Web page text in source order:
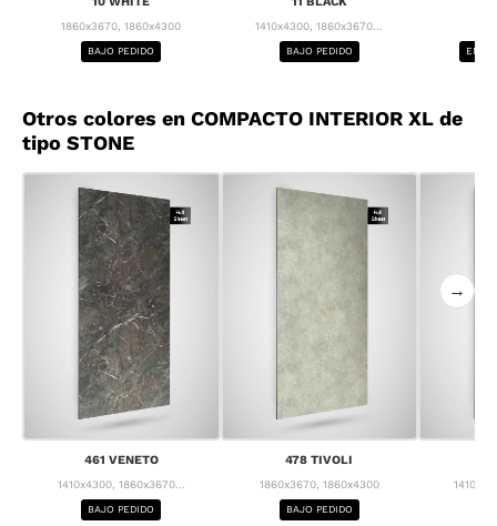
1860x3670, 1860x4300
BAJO PEDIDO
1410x4300, 1860x3670...
BAJO PEDIDO
Otros colores en COMPACTO INTERIOR XL de
tipo STONE
461 VENETO
1410x4300, 1860x3670...
BAJO PEDIDO
478 TIVOLI
1860x3670, 1860x4300
BAJO PEDIDO
→